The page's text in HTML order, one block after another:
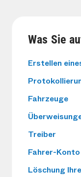
Was Sie
Erstellen
Fahrzeuge
Treiber
Fahrer-Konto
Löschung